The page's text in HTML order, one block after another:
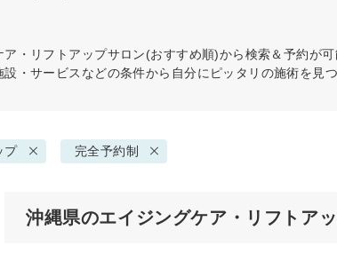
ア・リフトアップサロン(おすすめ順)から検索＆予約が
・サービスなどの条件から自分にピッタリの施術を見
プ 完全予約制
沖縄県のエイジングケア・リフトア